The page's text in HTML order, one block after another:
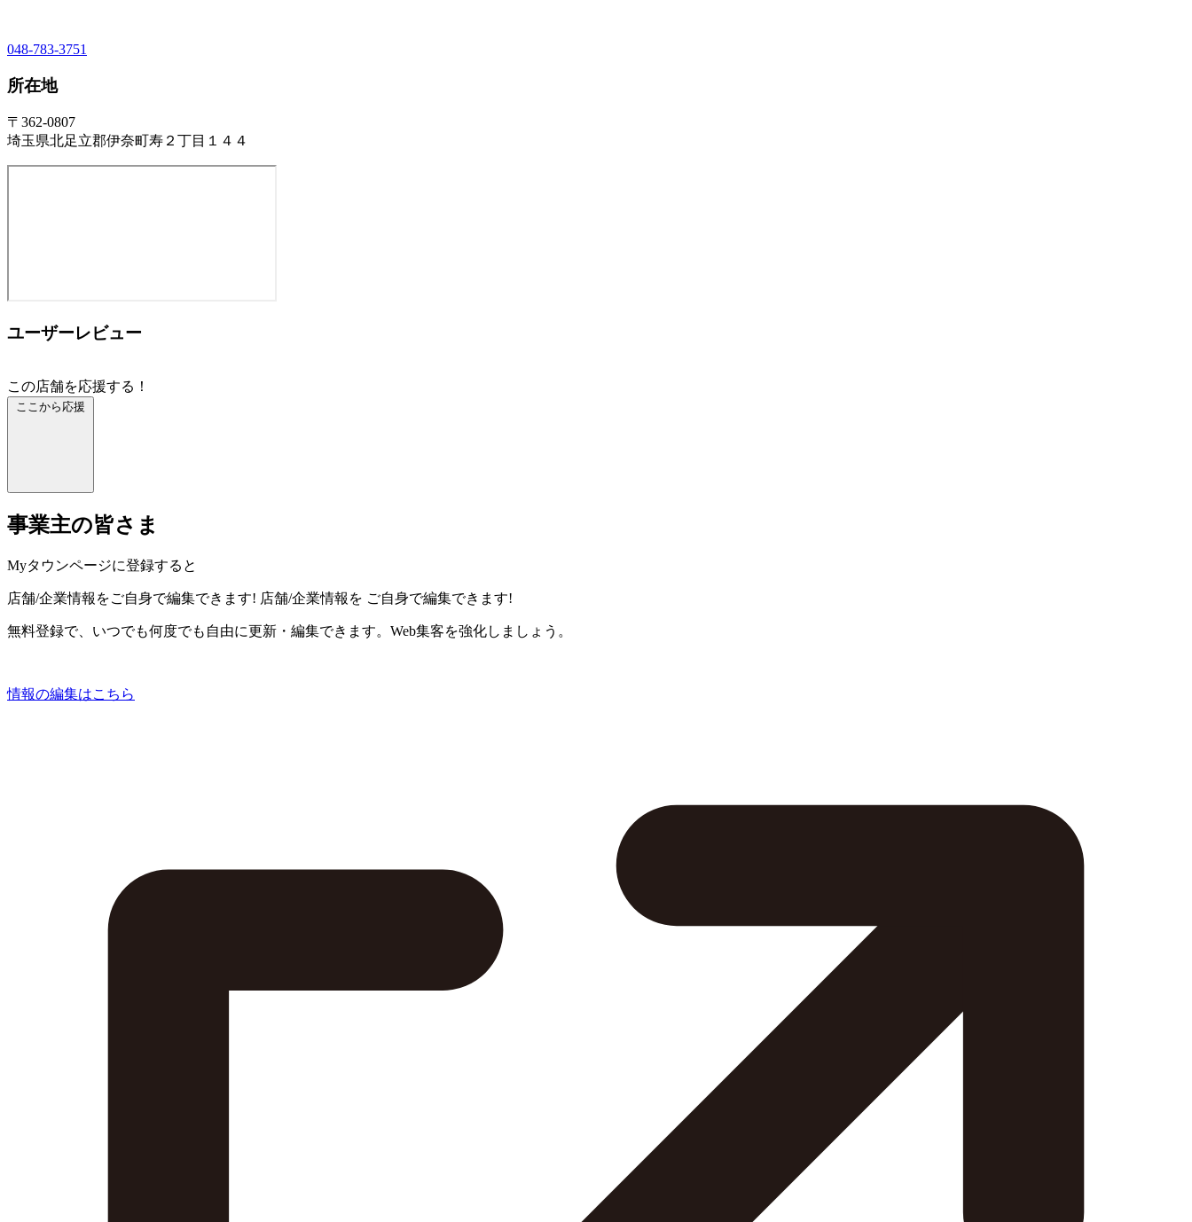
048-783-3751
所在地
〒362-0807
埼玉県北足立郡伊奈町寿２丁目１４４
ユーザーレビュー
この店舗を応援する！
ここから応援
事業主の皆さま
Myタウンページに登録すると
店舗/企業情報をご自身で編集できます! 店舗/企業情報を ご自身で編集できます!
無料登録で、いつでも何度でも自由に更新・編集できます。Web集客を強化しましょう。
情報の編集はこちら